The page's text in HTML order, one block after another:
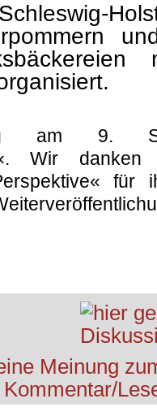
am 9.
Wir danken
für